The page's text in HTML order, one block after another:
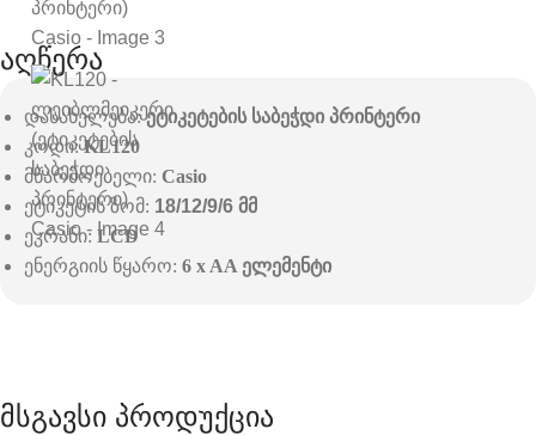
აღწერა
დასახელება: ეტიკეტების საბეჭდი პრინტერი
კოდი:KL120
მწარმოებელი: Casio
ეტიკეტის ზომ: 18/12/9/6 მმ
ეკრანი: LCD
ენერგიის წყარო: 6 x AA ელემენტი
მსგავსი პროდუქცია